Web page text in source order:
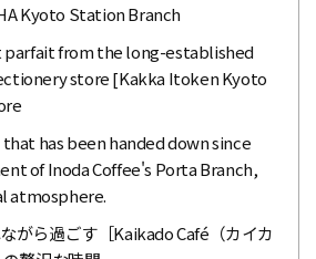
Kyoto Station Branch
from the long-established
store [Kakka Itoken Kyoto
has been handed down since
of Inoda Coffee's Porta Branch,
atmosphere.
がら過ごす［Kaikado Café（カイカ